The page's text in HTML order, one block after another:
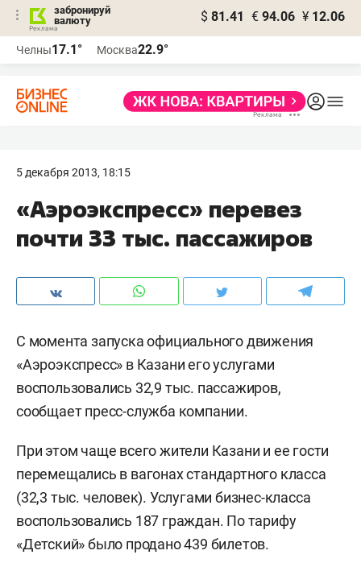
забронируй
валюту
$ 81.41 € 94.06 ¥ 12.06
Челны17.1° Москва22.9°
5 декабря 2013, 18:15
«Аэроэкспресс» перевез
почти 33 тыс. пассажиров
С момента запуска официального движения
«Аэроэкспресс» в Казани его услугами
воспользовались 32,9 тыс. пассажиров,
сообщает пресс-служба компании.
При этом чаще всего жители Казани и ее гости
перемещались в вагонах стандартного класса
(32,3 тыс. человек). Услугами бизнес-класса
воспользовались 187 граждан. По тарифу
«Детский» было продано 439 билетов.